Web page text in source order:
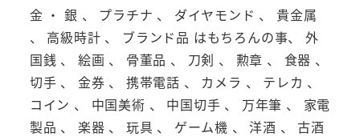
金 ・ 銀 、 プラチナ 、 ダイヤモンド 、 貴金属
、 高級時計 、 ブランド品 はもちろんの事、 外
国銭 、 絵画 、 骨董品 、 刀剣 、 勲章 、 食器 、
切手 、 金券 、 携帯電話 、 カメラ 、 テレカ 、
コイン 、 中国美術 、 中国切手 、 万年筆 、 家電
製品 、 楽器 、 玩具 、 ゲーム機 、 洋酒 、 古酒